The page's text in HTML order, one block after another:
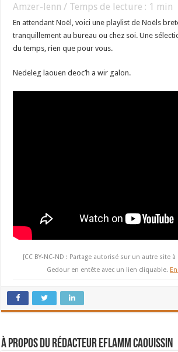
Amzer-lenn / Temps de lecture : 1 min
En attendant Noël, voici une playlist de Noëls
tranquillement au bureau ou chez soi. Une
du temps, rien que pour vous.
Nedeleg laouen deoc’h a wir galon.
[CC BY-NC-ND : Partage autorisé sur un autre site
Gedour en entête avec un lien cliquable.
À propos du rédacteur Eflamm Caouissin